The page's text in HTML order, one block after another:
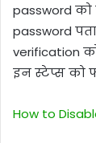
password
password
verification
इन स्टेप्स को
How to